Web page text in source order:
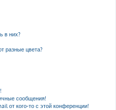
в них?
разные цвета?
сообщения!
от кого-то с этой конференции!